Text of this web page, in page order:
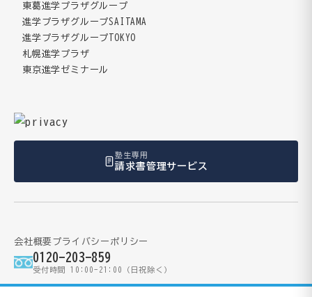
東葛進学プラザグループ
進学プラザグループSAITAMA
進学プラザグループTOKYO
札幌進学プラザ
東京進学ゼミナール
塾生専用
請求書管理サービス
会社概要プライバシーポリシー
0120-203-859
受付時間 10:00-21:00（日祝除く）